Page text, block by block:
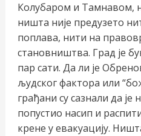
Колубаром и Тамнавом,
ништа није предузето
поплава, нити на
становништва. Град је
пар сати. Да ли је
људског фактора или
грађани су сазнали да је
попустио насип и
крене у евакуацију.